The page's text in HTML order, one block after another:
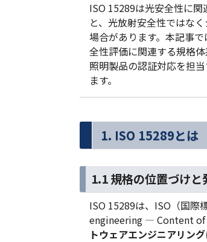
ISO 15289は光安全性に
と、光放射安全性ではな
場合があります。本記事
全性評価に関連する規格
照明製品の認証対応を担
ます。
1. ISO 15289とは
1.1 規格の位置づけと
ISO 15289は、ISO（国際
engineering — Content
トウェアエンジニアリン